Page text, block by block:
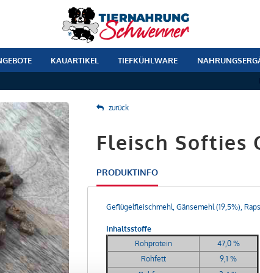
KAUARTIKEL TIEFKÜHLWARE
zurück
Fleisch Softies
PRODUKTINFO
Geflügelfleischmehl, Gänsemehl (19,5%),
Inhaltsstoffe
Rohprotein
47,0 %
Rohfett
9,1 %